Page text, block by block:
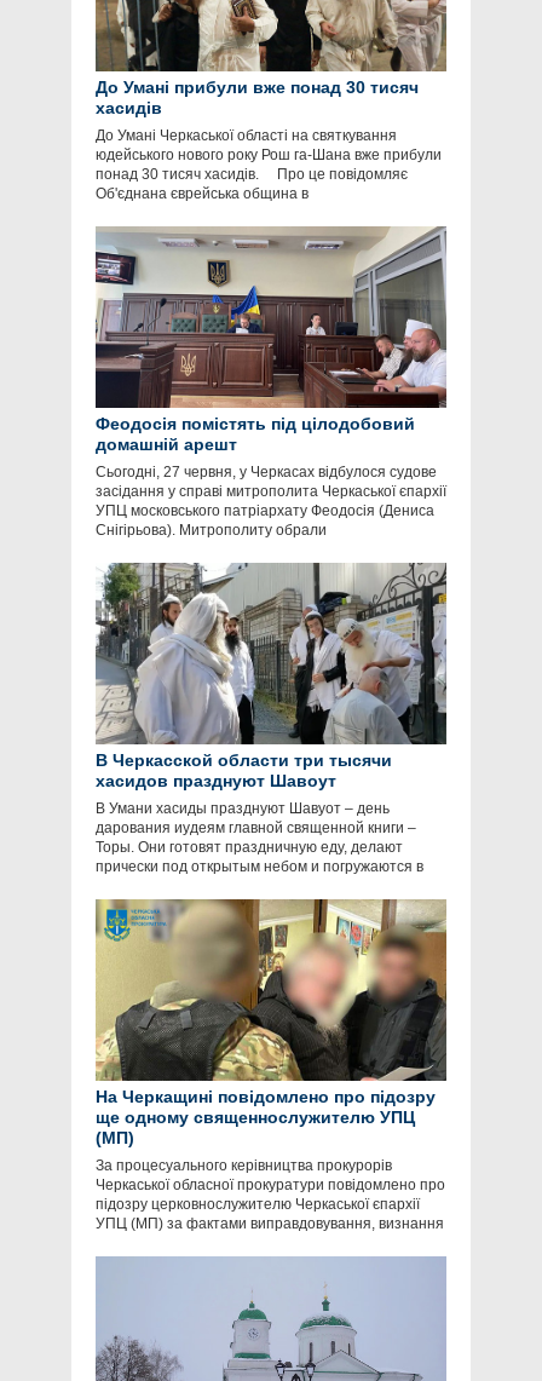
До Умані прибули вже понад 30 тисяч
хасидів
До Умані Черкаської області на святкування
юдейського нового року Рош га-Шана вже прибули
понад 30 тисяч хасидів. Про це повідомляє
Об'єднана єврейська община в
Феодосія помістять під цілодобовий
домашній арешт
Сьогодні, 27 червня, у Черкасах відбулося судове
засідання у справі митрополита Черкаської єпархії
УПЦ московського патріархату Феодосія (Дениса
Снігірьова). Митрополиту обрали
В Черкасской области три тысячи
хасидов празднуют Шавоут
В Умани хасиды празднуют Шавуот – день
дарования иудеям главной священной книги –
Торы. Они готовят праздничную еду, делают
прически под открытым небом и погружаются в
На Черкащині повідомлено про підозру
ще одному священнослужителю УПЦ
(МП)
За процесуального керівництва прокурорів
Черкаської обласної прокуратури повідомлено про
підозру церковнослужителю Черкаської єпархії
УПЦ (МП) за фактами виправдовування, визнання